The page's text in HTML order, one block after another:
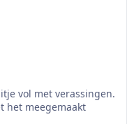
vol met verassingen.
het meegemaakt